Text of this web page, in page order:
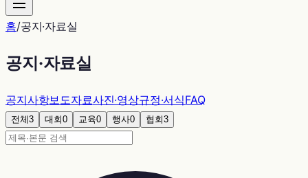
홈/공지·자료실
공지·자료실
공지사항보도자료사진·영상규정·서식FAQ
전체3 대회0 교육0 행사0 협회3